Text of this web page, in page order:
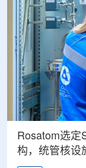
Rosatom选定
构，统管核设